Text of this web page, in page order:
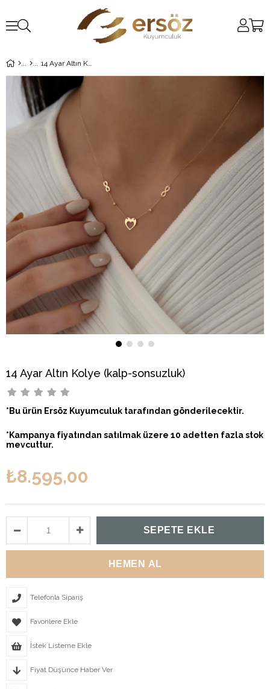
14 Ayar Altın Kolye (kalp-sonsuzluk)
14 Ayar Altın Kolye (kalp-sonsuzluk)
*Bu ürün Ersöz Kuyumculuk tarafından gönderilecektir.
*Kampanya fiyatından satılmak üzere 10 adetten fazla stok
mevcuttur.
₺8.595,00
Telefonla Sipariş
Favorilere Ekle
İstek Listeme Ekle
Fiyat Düşünce Haber Ver